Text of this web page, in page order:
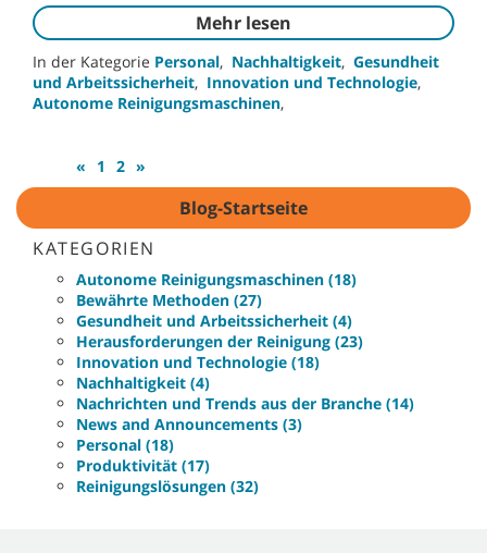
Mehr lesen
In der Kategorie Personal, Nachhaltigkeit, Gesundheit
und Arbeitssicherheit, Innovation und Technologie,
Autonome Reinigungsmaschinen,
« 1 2 »
Blog-Startseite
KATEGORIEN
Autonome Reinigungsmaschinen (18)
Bewährte Methoden (27)
Gesundheit und Arbeitssicherheit (4)
Herausforderungen der Reinigung (23)
Innovation und Technologie (18)
Nachhaltigkeit (4)
Nachrichten und Trends aus der Branche (14)
News and Announcements (3)
Personal (18)
Produktivität (17)
Reinigungslösungen (32)